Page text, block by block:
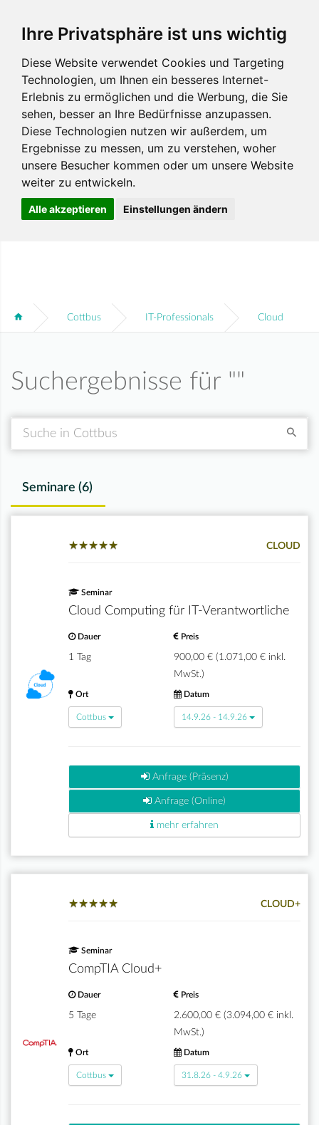
Ihre Privatsphäre ist uns wichtig
Diese Website verwendet Cookies und Targeting
Technologien, um Ihnen ein besseres Internet-
Erlebnis zu ermöglichen und die Werbung, die Sie
sehen, besser an Ihre Bedürfnisse anzupassen.
Diese Technologien nutzen wir außerdem, um
Ergebnisse zu messen, um zu verstehen, woher
unsere Besucher kommen oder um unsere Website
weiter zu entwickeln.
Alle akzeptieren Einstellungen ändern
Cottbus IT-Professionals Cloud
Suchergebnisse für ""
Seminare (6)
★★★★★
★★★★★ CLOUD
Seminar
Cloud Computing für IT-Verantwortliche
Dauer
1 Tag
Preis
900,00 € (1.071,00 € inkl.
MwSt.)
Ort
Cottbus
Datum
14.9.26 - 14.9.26
Anfrage (Präsenz)
Anfrage (Online)
mehr erfahren
★★★★★
★★★★★ CLOUD+
Seminar
CompTIA Cloud+
Dauer
5 Tage
Preis
2.600,00 € (3.094,00 € inkl.
MwSt.)
Ort
Cottbus
Datum
31.8.26 - 4.9.26